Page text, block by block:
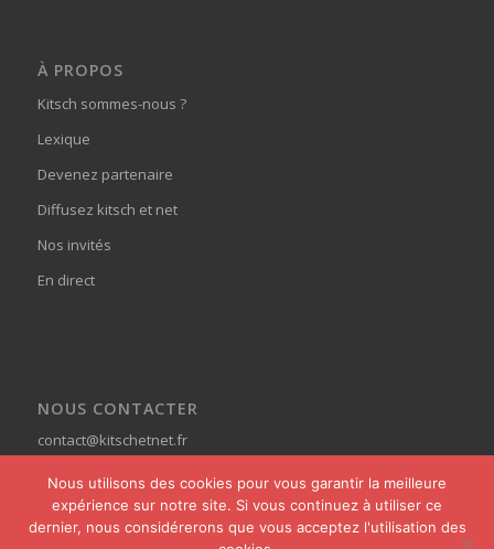
À PROPOS
Kitsch sommes-nous ?
Lexique
Devenez partenaire
Diffusez kitsch et net
Nos invités
En direct
NOUS CONTACTER
contact@kitschetnet.fr
Nous utilisons des cookies pour vous garantir la meilleure
expérience sur notre site. Si vous continuez à utiliser ce
dernier, nous considérerons que vous acceptez l'utilisation des